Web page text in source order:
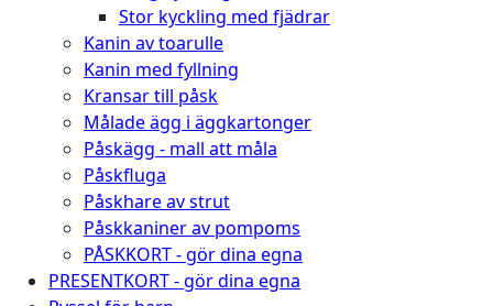
Stor kyckling med fjädrar
Kanin av toarulle
Kanin med fyllning
Kransar till påsk
Målade ägg i äggkartonger
Påskägg - mall att måla
Påskfluga
Påskhare av strut
Påskkaniner av pompoms
PÅSKKORT - gör dina egna
PRESENTKORT - gör dina egna